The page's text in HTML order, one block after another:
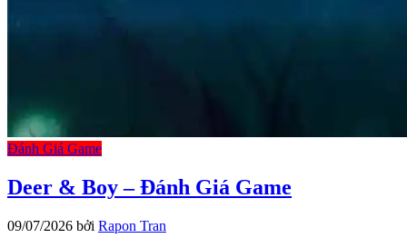
Đánh Giá Game
Deer & Boy – Đánh Giá Game
09/07/2026 bởi Rapon Tran